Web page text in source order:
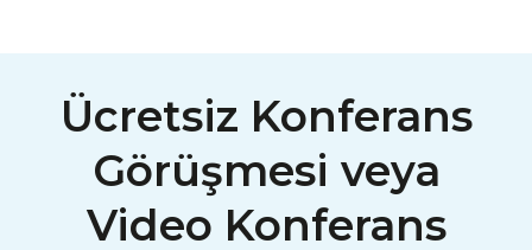
Ücretsiz Konferans
Görüşmesi veya
Video Konferans